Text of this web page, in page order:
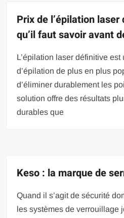
Prix de l’épilation
qu’il faut savoir avant
L’épilation laser définitive est
d’épilation de plus en plus
d’éliminer durablement les
solution offre des résultats
durables que
Keso : la marque de
Quand il s’agit de sécurité
les systèmes de verrouillage